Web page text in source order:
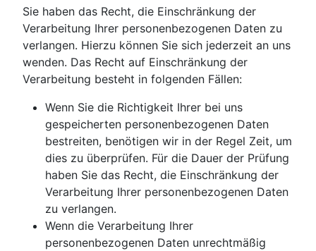
Sie haben das Recht, die Einschränkung der
Verarbeitung Ihrer personenbezogenen Daten zu
verlangen. Hierzu können Sie sich jederzeit an uns
wenden. Das Recht auf Einschränkung der
Verarbeitung besteht in folgenden Fällen:
Wenn Sie die Richtigkeit Ihrer bei uns
gespeicherten personenbezogenen Daten
bestreiten, benötigen wir in der Regel Zeit, um
dies zu überprüfen. Für die Dauer der Prüfung
haben Sie das Recht, die Einschränkung der
Verarbeitung Ihrer personenbezogenen Daten
zu verlangen.
Wenn die Verarbeitung Ihrer
personenbezogenen Daten unrechtmäßig